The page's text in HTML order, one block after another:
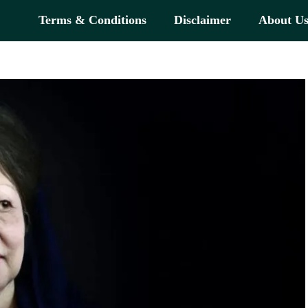
Terms & Conditions Disclaimer About Us